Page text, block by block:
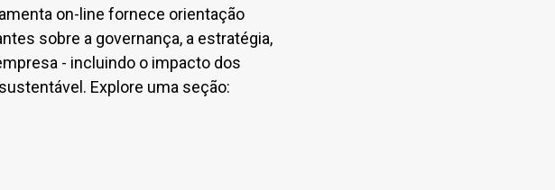
on-line fornece orientação
sobre a governança, a estratégia,
- incluindo o impacto dos
Explore uma seção: